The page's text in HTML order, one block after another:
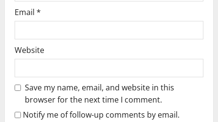
Email *
Website
Save my name, email, and website in this
browser for the next time I comment.
Notify me of follow-up comments by email.